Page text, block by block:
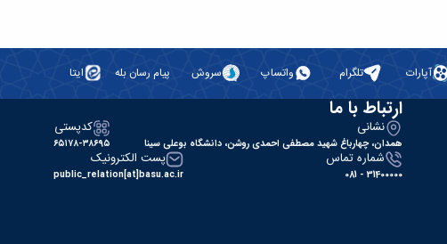
آپارات تلگرام واتساپ سروش پیام رسان بله ایتا
ارتباط با ما
نشانی
همدان، چهارباغ شهید مصطفی احمدی روشن، دانشگاه بوعلی سینا
کدپستی
۶۵۱۷۸-۳۸۶۹۵
شماره تماس
31400000 - 081
پست الکترونیک
public_relation[at]basu.ac.ir